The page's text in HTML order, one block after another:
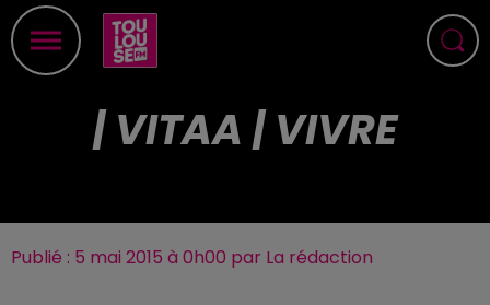
| VITAA | VIVRE
Publié : 5 mai 2015 à 0h00 par La rédaction